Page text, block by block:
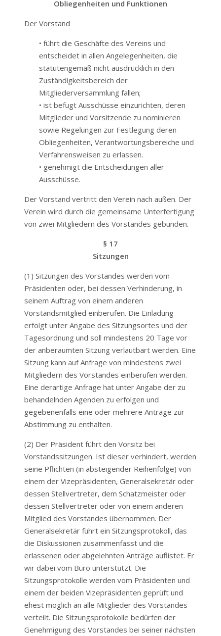
Obliegenheiten und Funktionen
Der Vorstand
• führt die Geschäfte des Vereins und
entscheidet in allen Angelegenheiten, die
statutengemäß nicht ausdrücklich in den
Zuständigkeitsbereich der
Mitgliederversammlung fallen;
• ist befugt Ausschüsse einzurichten, deren
Mitglieder und Vorsitzende zu nominieren
sowie Regelungen zur Festlegung deren
Obliegenheiten, Verantwortungsbereiche und
Verfahrensweisen zu erlassen.
• genehmigt die Entscheidungen aller
Ausschüsse.
Der Vorstand vertritt den Verein nach außen. Der
Verein wird durch die gemeinsame Unterfertigung
von zwei Mitgliedern des Vorstandes gebunden.
§ 17
Sitzungen
(1) Sitzungen des Vorstandes werden vom
Präsidenten oder, bei dessen Verhinderung, in
seinem Auftrag von einem anderen
Vorstandsmitglied einberufen. Die Einladung
erfolgt unter Angabe des Sitzungsortes und der
Tagesordnung und soll mindestens 20 Tage vor
der anberaumten Sitzung verlautbart werden. Eine
Sitzung kann auf Anfrage von mindestens zwei
Mitgliedern des Vorstandes einberufen werden.
Eine derartige Anfrage hat unter Angabe der zu
behandelnden Agenden zu erfolgen und
gegebenenfalls eine oder mehrere Anträge zur
Abstimmung zu enthalten.
(2) Der Präsident führt den Vorsitz bei
Vorstandssitzungen. Ist dieser verhindert, werden
seine Pflichten (in absteigender Reihenfolge) von
einem der Vizepräsidenten, Generalsekretär oder
dessen Stellvertreter, dem Schatzmeister oder
dessen Stellvertreter oder von einem anderen
Mitglied des Vorstandes übernommen. Der
Generalsekretär führt ein Sitzungsprotokoll, das
die Diskussionen zusammenfasst und die
erlassenen oder abgelehnten Anträge auflistet. Er
wir dabei vom Büro unterstützt. Die
Sitzungsprotokolle werden vom Präsidenten und
einem der beiden Vizepräsidenten geprüft und
ehest möglich an alle Mitglieder des Vorstandes
verteilt. Die Sitzungsprotokolle bedürfen der
Genehmigung des Vorstandes bei seiner nächsten